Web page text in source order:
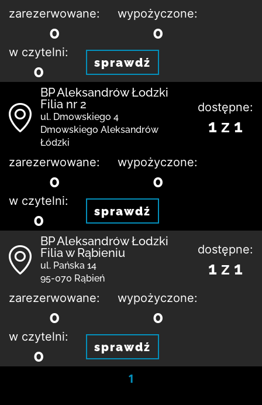
zarezerwowane:
0
wypożyczone:
0
w czytelni:
0 sprawdź
BP Aleksandrów Łodzki
Filia nr 2
ul. Dmowskiego 4
Dmowskiego Aleksandrów
Łódzki
dostępne:
1 z 1
zarezerwowane:
0
wypożyczone:
0
w czytelni:
0 sprawdź
BP Aleksandrów Łodzki
Filia w Rąbieniu
ul. Pańska 14
95-070 Rąbień
dostępne:
1 z 1
zarezerwowane:
0
wypożyczone:
0
w czytelni:
0 sprawdź
1